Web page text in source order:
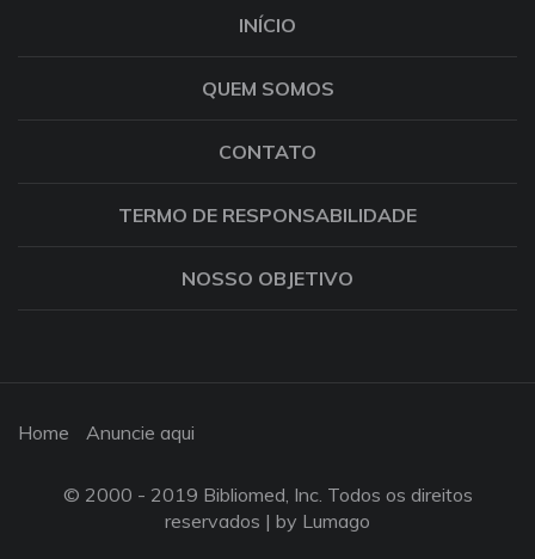
INÍCIO
QUEM SOMOS
CONTATO
TERMO DE RESPONSABILIDADE
NOSSO OBJETIVO
Home Anuncie aqui
© 2000 - 2019 Bibliomed, Inc. Todos os direitos
reservados | by Lumago